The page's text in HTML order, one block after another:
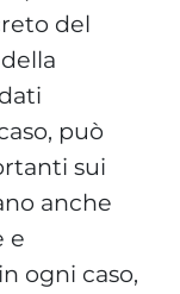
del
può
sui
anche
e
ogni caso,